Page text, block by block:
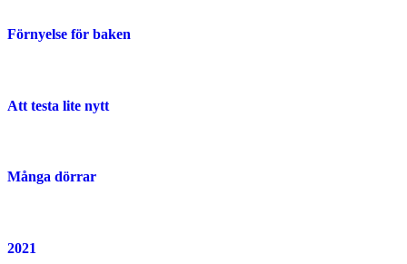
Förnyelse för baken
Att testa lite nytt
Många dörrar
2021